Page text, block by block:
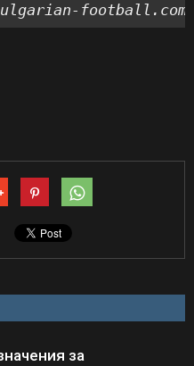
football.com
за